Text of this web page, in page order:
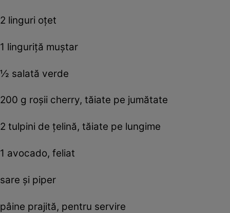
2 linguri oţet
1 linguriţă muştar
½ salată verde
200 g roşii cherry, tăiate pe jumătate
2 tulpini de ţelină, tăiate pe lungime
1 avocado, feliat
sare şi piper
pâine prajită, pentru servire